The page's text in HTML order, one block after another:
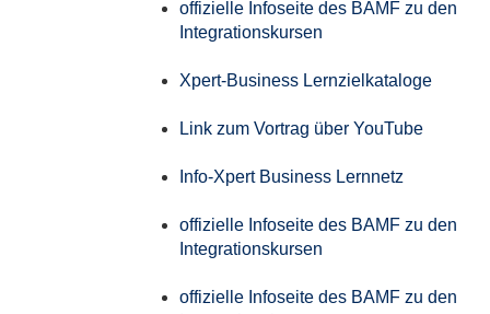
offizielle Infoseite des BAMF zu den
Integrationskursen
Xpert-Business Lernzielkataloge
Link zum Vortrag über YouTube
Info-Xpert Business Lernnetz
offizielle Infoseite des BAMF zu den
Integrationskursen
offizielle Infoseite des BAMF zu den